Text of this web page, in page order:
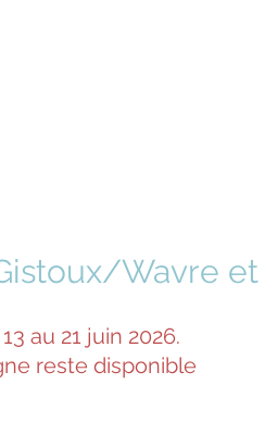
Wavre et
au 21 juin 2026.
reste disponible